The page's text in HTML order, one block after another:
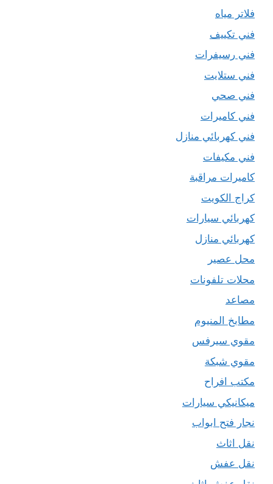
فلاتر مياه
فني تكييف
فني رسيفرات
فني ستلايت
فني صحي
فني كاميرات
فني كهربائي منازل
فني مكيفات
كاميرات مراقبة
كراج الكويت
كهربائي سيارات
كهربائي منازل
محل عصير
محلات تلفونات
مصاعد
مطابخ المنيوم
مقوي سيرفس
مقوي شبكة
مكتب افراح
ميكانيكي سيارات
نجار فتح ابواب
نقل اثاث
نقل عفش